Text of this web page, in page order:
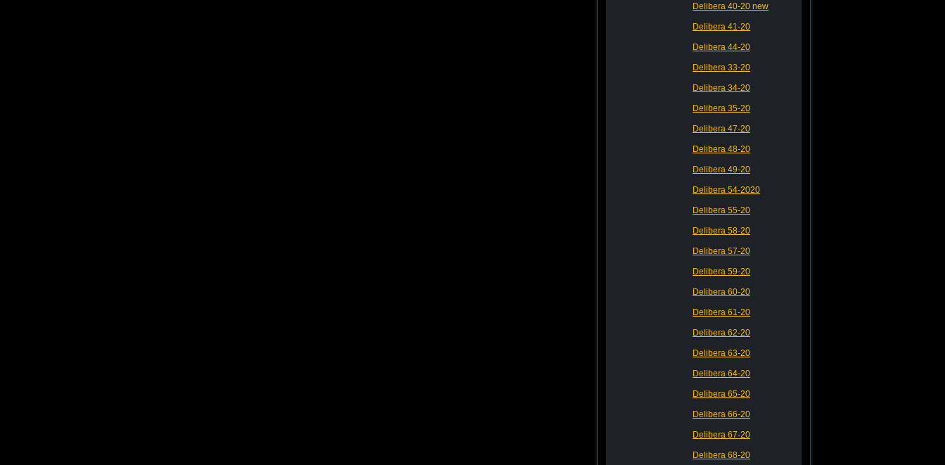
Delibera 40-20 new
Delibera 41-20
Delibera 44-20
Delibera 33-20
Delibera 34-20
Delibera 35-20
Delibera 47-20
Delibera 48-20
Delibera 49-20
Delibera 54-2020
Delibera 55-20
Delibera 58-20
Delibera 57-20
Delibera 59-20
Delibera 60-20
Delibera 61-20
Delibera 62-20
Delibera 63-20
Delibera 64-20
Delibera 65-20
Delibera 66-20
Delibera 67-20
Delibera 68-20